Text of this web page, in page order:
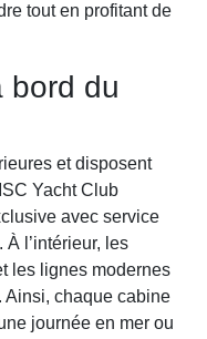
tout en profitant de
bord du
et disposent
Yacht Club
avec service
l’intérieur, les
les lignes modernes
Ainsi, chaque cabine
journée en mer ou